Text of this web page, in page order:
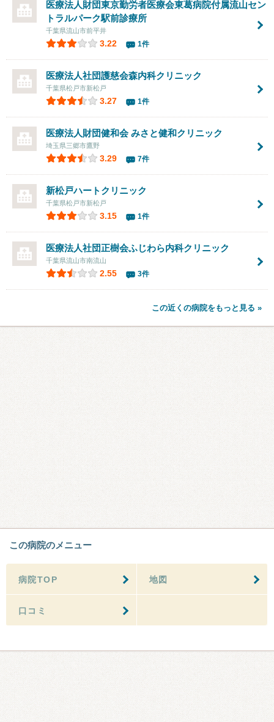
医療法人財団東京勤労者医療会東葛病院付属流山セン
トラルパーク駅前診療所
千葉県流山市前平井
3.22 1件
医療法人社団護慈会森内科クリニック
千葉県松戸市新松戸
3.27 1件
医療法人財団健和会みさと健和クリニック
埼玉県三郷市鷹野
3.29 7件
新松戸ハートクリニック
千葉県松戸市新松戸
3.15 1件
医療法人社団正樹会ふじわら内科クリニック
千葉県流山市南流山
2.55 3件
この近くの病院をもっと見る »
この病院のメニュー
病院TOP 地図
口コミ